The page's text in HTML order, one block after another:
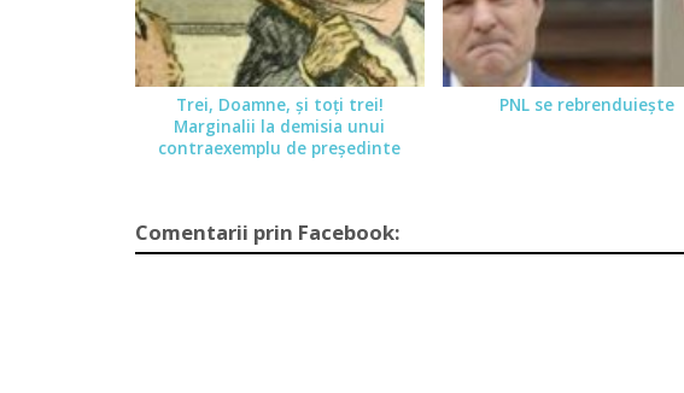
Trei, Doamne, şi toţi trei!
Marginalii la demisia unui
contraexemplu de preşedinte
PNL se rebrenduieşte
Comentarii prin Facebook: